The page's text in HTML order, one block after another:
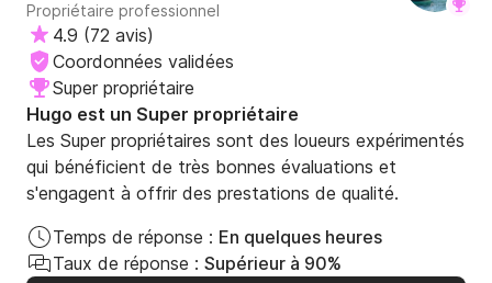
Propriétaire professionnel
4.9 (72 avis)
Coordonnées validées
Super propriétaire
Hugo est un Super propriétaire
Les Super propriétaires sont des loueurs expérimentés
qui bénéficient de très bonnes évaluations et
s'engagent à offrir des prestations de qualité.
Temps de réponse : En quelques heures
Taux de réponse : Supérieur à 90%